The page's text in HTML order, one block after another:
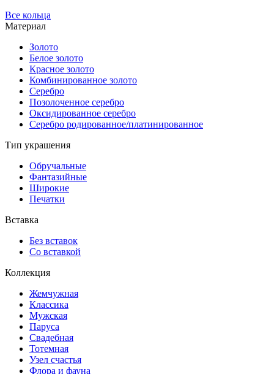
Все кольца
Материал
Золото
Белое золото
Красное золото
Комбинированное золото
Серебро
Позолоченное серебро
Оксидированное серебро
Серебро родированное/платинированное
Тип украшения
Обручальные
Фантазийные
Широкие
Печатки
Вставка
Без вставок
Со вставкой
Коллекция
Жемчужная
Классика
Мужская
Паруса
Свадебная
Тотемная
Узел счастья
Флора и фауна